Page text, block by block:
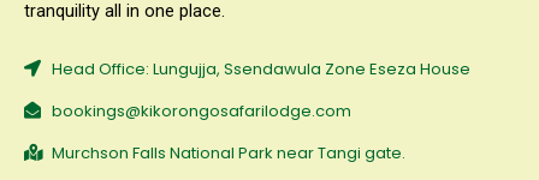
tranquility all in one place.
Head Office: Lungujja, Ssendawula Zone Eseza House
bookings@kikorongosafarilodge.com
Murchson Falls National Park near Tangi gate.